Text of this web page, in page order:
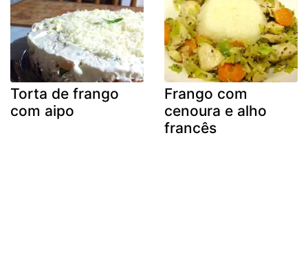
Torta de frango
com aipo
Frango com
cenoura e alho
francês